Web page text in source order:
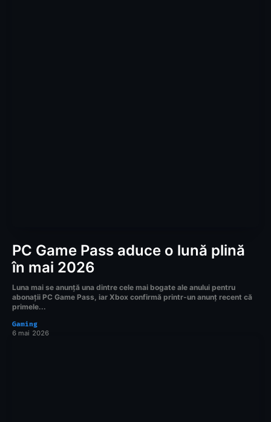
PC Game Pass aduce o lună plină
în mai 2026
Luna mai se anunță una dintre cele mai bogate ale anului pentru
abonații PC Game Pass, iar Xbox confirmă printr-un anunț recent că
primele...
Gaming
6 mai 2026